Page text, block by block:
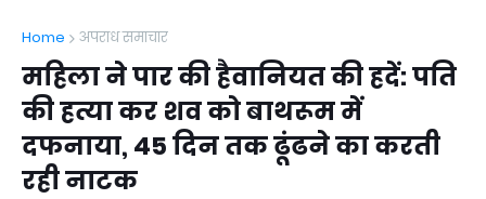
Home अपराध समाचार
महिला ने पार की हैवानियत की हदें: पति
की हत्या कर शव को बाथरूम में
दफनाया, 45 दिन तक ढूंढने का करती
रही नाटक